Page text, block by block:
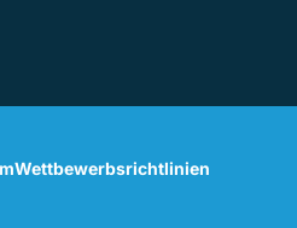
Wettbewerbsrichtlinien